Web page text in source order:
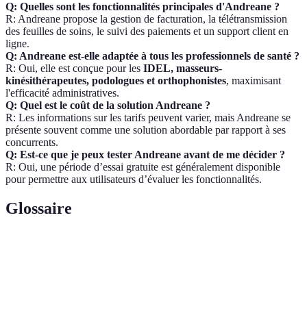
Q: Quelles sont les fonctionnalités principales d'Andreane ?
R: Andreane propose la gestion de facturation, la télétransmission
des feuilles de soins, le suivi des paiements et un support client en
ligne.
Q: Andreane est-elle adaptée à tous les professionnels de santé ?
R: Oui, elle est conçue pour les IDEL, masseurs-
kinésithérapeutes, podologues et orthophonistes, maximisant
l'efficacité administratives.
Q: Quel est le coût de la solution Andreane ?
R: Les informations sur les tarifs peuvent varier, mais Andreane se
présente souvent comme une solution abordable par rapport à ses
concurrents.
Q: Est-ce que je peux tester Andreane avant de me décider ?
R: Oui, une période d’essai gratuite est généralement disponible
pour permettre aux utilisateurs d’évaluer les fonctionnalités.
Glossaire